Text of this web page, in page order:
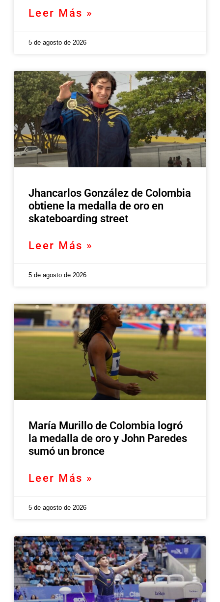
Leer Más »
5 de agosto de 2026
Jhancarlos González de Colombia
obtiene la medalla de oro en
skateboarding street
Leer Más »
5 de agosto de 2026
María Murillo de Colombia logró
la medalla de oro y John Paredes
sumó un bronce
Leer Más »
5 de agosto de 2026